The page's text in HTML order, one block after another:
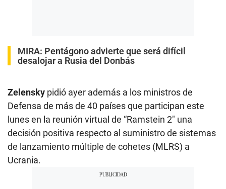
MIRA: Pentágono advierte que será difícil
desalojar a Rusia del Donbás
Zelensky pidió ayer además a los ministros de
Defensa de más de 40 países que participan este
lunes en la reunión virtual de “Ramstein 2″ una
decisión positiva respecto al suministro de sistemas
de lanzamiento múltiple de cohetes (MLRS) a
Ucrania.